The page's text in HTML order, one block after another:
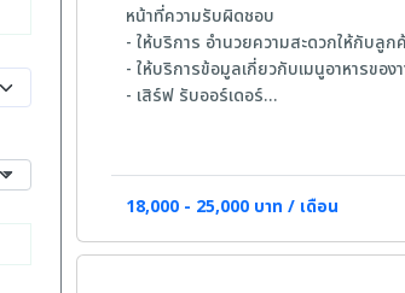
หน้าที่ความรับผิดชอบ
- ให้บริการ อำนวยความสะดวกให้กับลูก
- ให้บริการข้อมูลเกี่ยวกับเมนูอาหารของ
- เสิร์ฟ รับออร์เดอร์
คุณสมบัติด้านความรู้และความสามารถ
- บุคลิกภาพดี มีใจรักบริการ
18,000 - 25,000 บาท / เดือน